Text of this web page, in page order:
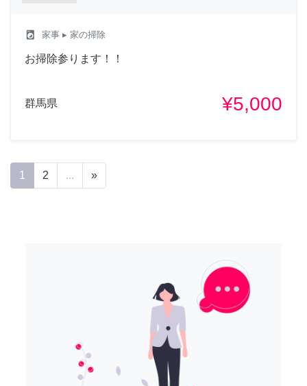
local_laundry_service 家事 ▸ 家の掃除
お掃除参ります！！
群馬県 ¥5,000
1 2 ... »